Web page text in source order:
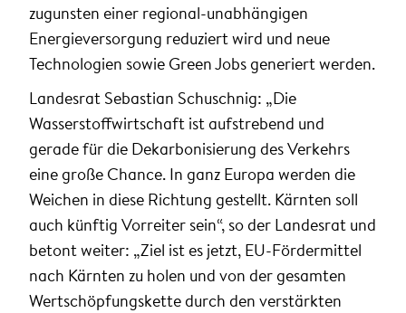
zugunsten einer regional-unabhängigen
Energieversorgung reduziert wird und neue
Technologien sowie Green Jobs generiert werden.
Landesrat Sebastian Schuschnig: „Die
Wasserstoffwirtschaft ist aufstrebend und
gerade für die Dekarbonisierung des Verkehrs
eine große Chance. In ganz Europa werden die
Weichen in diese Richtung gestellt. Kärnten soll
auch künftig Vorreiter sein“, so der Landesrat und
betont weiter: „Ziel ist es jetzt, EU-Fördermittel
nach Kärnten zu holen und von der gesamten
Wertschöpfungskette durch den verstärkten